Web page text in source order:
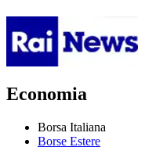
Economia
Borsa Italiana
Borse Estere